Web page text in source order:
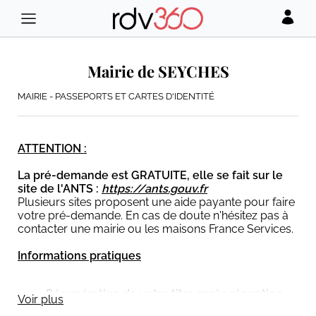
Mairie de SEYCHES
MAIRIE - PASSEPORTS ET CARTES D'IDENTITÉ
ATTENTION :
La pré-demande est GRATUITE, elle se fait sur le
site de l'ANTS : https://ants.gouv.fr
Plusieurs sites proposent une aide payante pour faire
votre pré-demande. En cas de doute n'hésitez pas à
contacter une mairie ou les maisons France Services.
Informations pratiques
Récupération de votre titre après réception
du sms par l'Ants du lundi au vendredi de 09h
Voir plus